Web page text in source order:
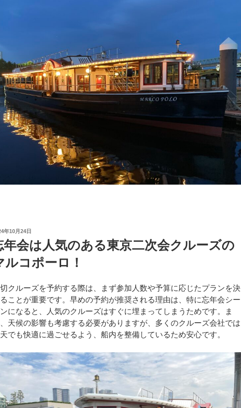
年10月24日
年会は人気のある東京二次会クルーズの
ルコポーロ！
クルーズを予約する際は、まず参加人数や予算に応じたプランを決
ことが重要です。早めの予約が推奨される理由は、特に忘年会シー
になると、人気のクルーズはすぐに埋まってしまうためです。ま
天候の影響も考慮する必要がありますが、多くのクルーズ会社では
でも快適に過ごせるよう、船内を整備しているため安心です。